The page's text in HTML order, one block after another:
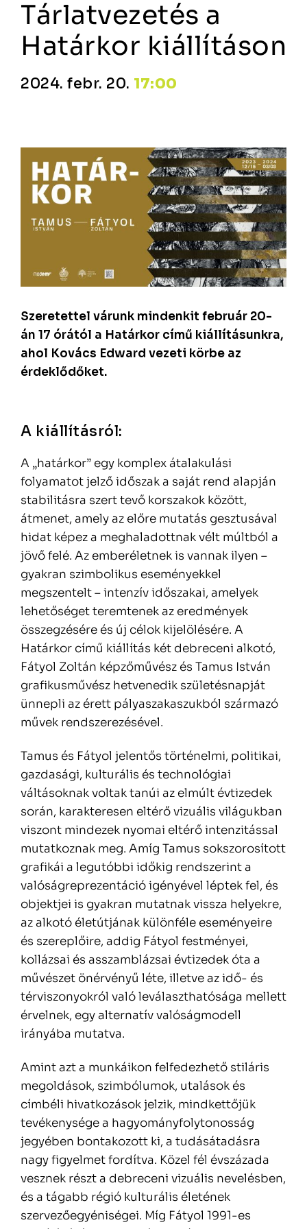
Tárlatvezetés a
Határkor kiállításon
2024. febr. 20. 17:00
Szeretettel várunk mindenkit február 20-
án 17 órától a Határkor című kiállításunkra,
ahol Kovács Edward vezeti körbe az
érdeklődőket.
A kiállításról:
A „határkor” egy komplex átalakulási
folyamatot jelző időszak a saját rend alapján
stabilitásra szert tevő korszakok között,
átmenet, amely az előre mutatás gesztusával
hidat képez a meghaladottnak vélt múltból a
jövő felé. Az emberéletnek is vannak ilyen –
gyakran szimbolikus eseményekkel
megszentelt – intenzív időszakai, amelyek
lehetőséget teremtenek az eredmények
összegzésére és új célok kijelölésére. A
Határkor című kiállítás két debreceni alkotó,
Fátyol Zoltán képzőművész és Tamus István
grafikusművész hetvenedik születésnapját
ünnepli az érett pályaszakaszukból származó
művek rendszerezésével.
Tamus és Fátyol jelentős történelmi, politikai,
gazdasági, kulturális és technológiai
váltásoknak voltak tanúi az elmúlt évtizedek
során, karakteresen eltérő vizuális világukban
viszont mindezek nyomai eltérő intenzitással
mutatkoznak meg. Amíg Tamus sokszorosított
grafikái a legutóbbi időkig rendszerint a
valóságreprezentáció igényével léptek fel, és
objektjei is gyakran mutatnak vissza helyekre,
az alkotó életútjának különféle eseményeire
és szereplőire, addig Fátyol festményei,
kollázsai és asszamblázsai évtizedek óta a
művészet önérvényű léte, illetve az idő- és
térviszonyokról való leválaszthatósága mellett
érvelnek, egy alternatív valóságmodell
irányába mutatva.
Amint azt a munkáikon felfedezhető stiláris
megoldások, szimbólumok, utalások és
címbéli hivatkozások jelzik, mindkettőjük
tevékenysége a hagyományfolytonosság
jegyében bontakozott ki, a tudásátadásra
nagy figyelmet fordítva. Közel fél évszázada
vesznek részt a debreceni vizuális nevelésben,
és a tágabb régió kulturális életének
szervezőegyéniségei. Míg Fátyol 1991-es